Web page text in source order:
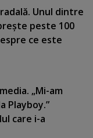
Unul dintre
peste 100
ce este
„Mi-am
Playboy.”
care i-a